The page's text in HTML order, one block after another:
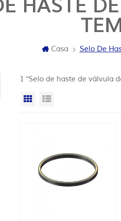
HASTE
Casa Selo De
1 "Selo de haste de válvula
Vista da grade